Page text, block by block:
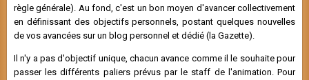
règle générale). Au fond, c'est un bon moyen d'avancer collectivement
en définissant des objectifs personnels, postant quelques nouvelles
de vos avancées sur un blog personnel et dédié (la Gazette).
Il n'y a pas d'objectif unique, chacun avance comme il le souhaite pour
passer les différents paliers prévus par le staff de l'animation. Pour